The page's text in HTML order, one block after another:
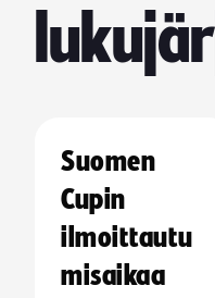
Suomen
Cupin
ilmoittautu
misaikaa